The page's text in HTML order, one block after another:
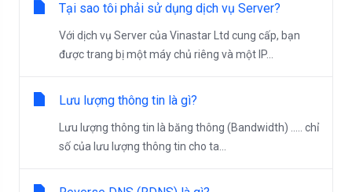
Tại sao tôi phải sử dụng dịch vụ Server?
Với dịch vụ Server của Vinastar Ltd cung cấp, bạn
được trang bị một máy chủ riêng và một IP...
Lưu lượng thông tin là gì?
Lưu lượng thông tin là băng thông (Bandwidth) ..... chỉ
số của lưu lượng thông tin cho ta...